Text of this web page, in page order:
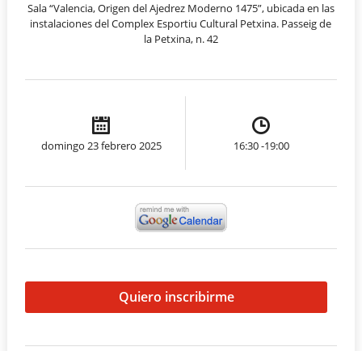
Sala “Valencia, Origen del Ajedrez Moderno 1475”, ubicada en las
instalaciones del Complex Esportiu Cultural Petxina. Passeig de
la Petxina, n. 42
domingo 23 febrero 2025 16:30 -19:00
Quiero inscribirme